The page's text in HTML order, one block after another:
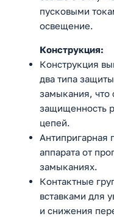
пусковыми
освещение.
Конструкция:
Конструкция
два типа
замыкания, что
защищенность
цепей.
Антипригарная
аппарата от
замыканиях.
Контактные
вставками для
и снижения